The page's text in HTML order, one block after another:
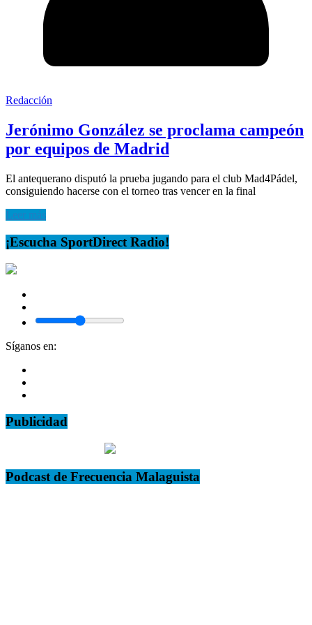
Redacción
Jerónimo González se proclama campeón
por equipos de Madrid
El antequerano disputó la prueba jugando para el club Mad4Pádel,
consiguiendo hacerse con el torneo tras vencer en la final
Leer más
¡Escucha SportDirect Radio!
Síganos en:
Publicidad
Podcast de Frecuencia Malaguista